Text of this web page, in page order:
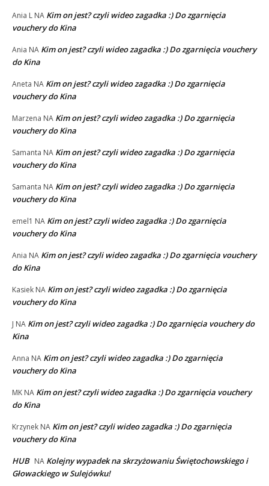
Ania L NA Kim on jest? czyli wideo zagadka :) Do zgarnięcia
vouchery do Kina
Ania NA Kim on jest? czyli wideo zagadka :) Do zgarnięcia vouchery
do Kina
Aneta NA Kim on jest? czyli wideo zagadka :) Do zgarnięcia
vouchery do Kina
Marzena NA Kim on jest? czyli wideo zagadka :) Do zgarnięcia
vouchery do Kina
Samanta NA Kim on jest? czyli wideo zagadka :) Do zgarnięcia
vouchery do Kina
Samanta NA Kim on jest? czyli wideo zagadka :) Do zgarnięcia
vouchery do Kina
emel1 NA Kim on jest? czyli wideo zagadka :) Do zgarnięcia
vouchery do Kina
Ania NA Kim on jest? czyli wideo zagadka :) Do zgarnięcia vouchery
do Kina
Kasiek NA Kim on jest? czyli wideo zagadka :) Do zgarnięcia
vouchery do Kina
J NA Kim on jest? czyli wideo zagadka :) Do zgarnięcia vouchery do
Kina
Anna NA Kim on jest? czyli wideo zagadka :) Do zgarnięcia
vouchery do Kina
MK NA Kim on jest? czyli wideo zagadka :) Do zgarnięcia vouchery
do Kina
Krzynek NA Kim on jest? czyli wideo zagadka :) Do zgarnięcia
vouchery do Kina
HUB NA Kolejny wypadek na skrzyżowaniu Świętochowskiego i
Głowackiego w Sulejówku!